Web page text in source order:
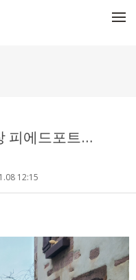
드포트와 발카로스
12:15